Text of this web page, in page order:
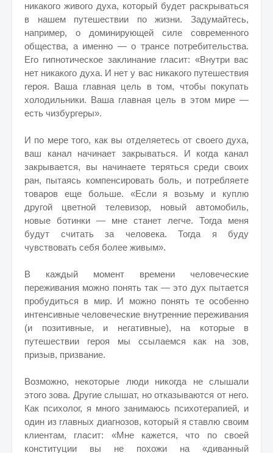
никакого живого духа, который будет раскрываться
в нашем путешествии по жизни. Задумайтесь,
например, о доминирующей силе современного
общества, а именно — о трансе потребительства.
Его гипнотическое заклинание гласит: «Внутри вас
нет никакого духа. И нет у вас никакого путешествия
героя. Ваша главная цель в том, чтобы покупать
холодильники. Ваша главная цель в этом мире —
есть чизбургеры».
И по мере того, как вы отделяетесь от своего духа,
ваш канал начинает закрываться. И когда канал
закрывается, вы начинаете теряться среди своих
ран, пытаясь компенсировать боль, и потребляете
товаров еще больше. «Если я возьму и куплю
другой цветной телевизор, новый автомобиль,
новые ботинки — мне станет легче. Тогда меня
будут считать за человека. Тогда я буду
чувствовать себя более живым».
В каждый момент времени человеческие
переживания можно понять так — это дух пытается
пробудиться в мир. И можно понять те особенно
интенсивные человеческие внутренние переживания
(и позитивные, и негативные), на которые в
путешествии героя мы ссылаемся как на зов,
призыв, призвание.
Возможно, некоторые люди никогда не слышали
этого зова. Другие слышат, но отказываются от него.
Как психолог, я много занимаюсь психотерапией, и
один из главных диагнозов, который я ставлю своим
клиентам, гласит: «Мне кажется, что по своей
конституции вы не похожи на «диванный